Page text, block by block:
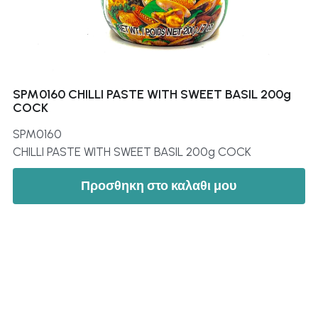
SPM0160 CHILLI PASTE WITH SWEET BASIL 200g
COCK
SPM0160
CHILLI PASTE WITH SWEET BASIL 200g COCK
Προσθηκη στο καλαθι μου